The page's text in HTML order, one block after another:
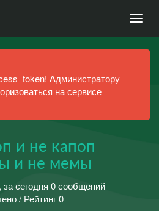
Администратору
на сервисе
и не капоп
и не мемы
за сегодня 0 сообщений
/ Рейтинг 0